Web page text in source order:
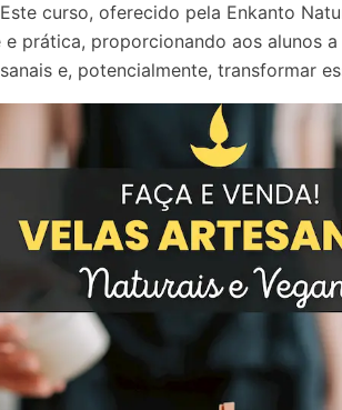
curso, oferecido pela Enkanto
e prática, proporcionando aos alunos
e, potencialmente, transformar